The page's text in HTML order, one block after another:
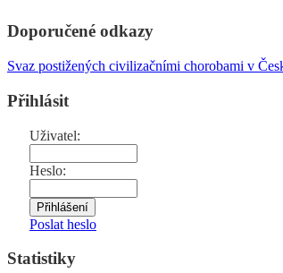
Doporučené odkazy
Svaz postižených civilizačními chorobami v
Přihlásit
Uživatel:
Heslo:
Poslat heslo
Statistiky